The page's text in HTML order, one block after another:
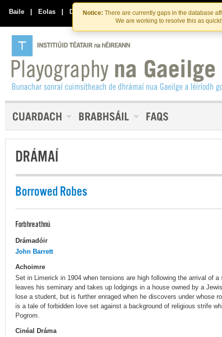
Skip
to
the
content
Skip
to
content
Notice: There are currently gaps in the database
We are working to resolve this as
Baile | Eolas | Déan Teagmháil Linn
DRÁMAÍ
Borrowed Robes
Forbhreathnú
Drámadóir
John Barrett
Achoimre
Set in Limerick in 1904 when tensions are high following the arrival of
leaves his seminary and takes up lodgings in a house owned by a
lose a student, but is further enraged when he discovers under whose
is a tale of forbidden love set against a background of religious strife
Pogrom.
Cinéal Dráma